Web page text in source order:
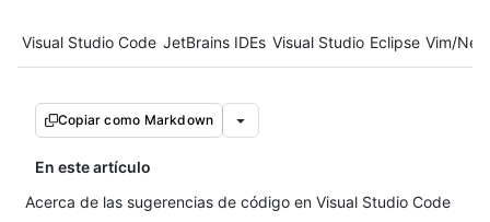
Tool navigation
Visual Studio Code JetBrains IDEs Visual Studio Eclipse Vim/
Copiar como Markdown
En este artículo
Acerca de las sugerencias de código en Visual Studio Code